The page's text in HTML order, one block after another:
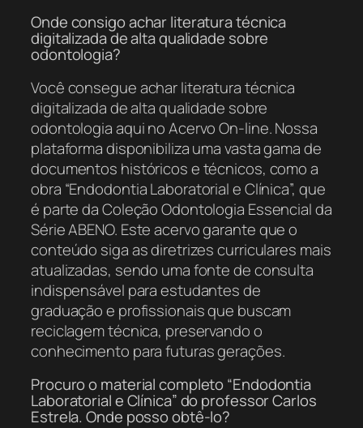
Onde consigo achar literatura técnica
digitalizada de alta qualidade sobre
odontologia?
Você consegue achar literatura técnica
digitalizada de alta qualidade sobre
odontologia aqui no Acervo On-line. Nossa
plataforma disponibiliza uma vasta gama de
documentos históricos e técnicos, como a
obra “Endodontia Laboratorial e Clínica”, que
é parte da Coleção Odontologia Essencial da
Série ABENO. Este acervo garante que o
conteúdo siga as diretrizes curriculares mais
atualizadas, sendo uma fonte de consulta
indispensável para estudantes de
graduação e profissionais que buscam
reciclagem técnica, preservando o
conhecimento para futuras gerações.
Procuro o material completo “Endodontia
Laboratorial e Clínica” do professor Carlos
Estrela. Onde posso obtê-lo?